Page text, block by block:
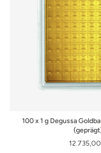
100 x 1 g Degussa